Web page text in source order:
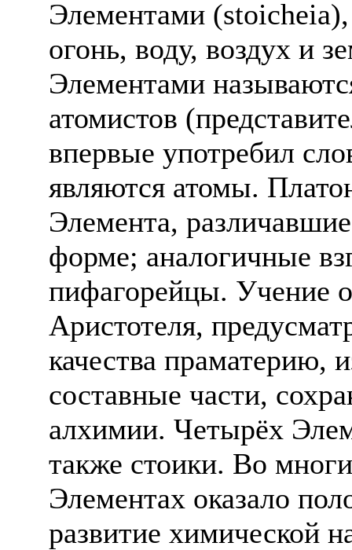
Элементами
огонь, воду, воздух и
Элементами
атомистов
впервые употребил
являются атомы.
Элемента,
форме; аналогичные
пифагорейцы. Учение
Аристотеля,
качества праматерию,
составные части,
алхимии. Четырёх
также стоики. Во
Элементах оказало
развитие химической